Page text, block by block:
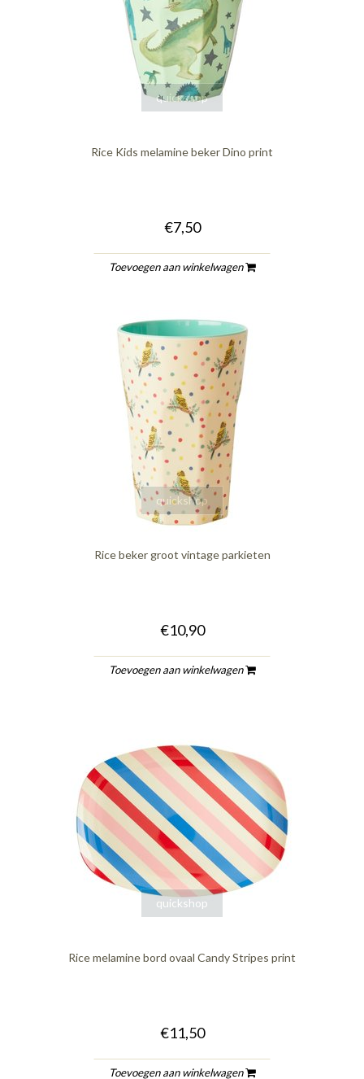
quickshop
Rice Kids melamine beker Dino print
€7,50
Toevoegen aan winkelwagen
quickshop
Rice beker groot vintage parkieten
€10,90
Toevoegen aan winkelwagen
quickshop
Rice melamine bord ovaal Candy Stripes print
€11,50
Toevoegen aan winkelwagen